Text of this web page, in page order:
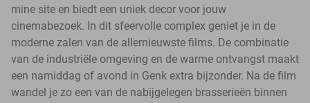
mine site en biedt een uniek decor voor jouw
cinemabezoek. In dit sfeervolle complex geniet je in de
moderne zalen van de allernieuwste films. De combinatie
van de industriële omgeving en de warme ontvangst maakt
een namiddag of avond in Genk extra bijzonder. Na de film
wandel je zo een van de nabijgelegen brasserieën binnen